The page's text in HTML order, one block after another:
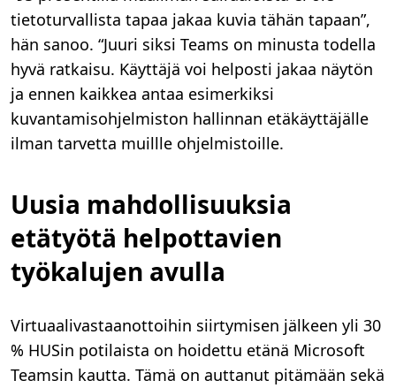
tietoturvallista tapaa jakaa kuvia tähän tapaan”,
hän sanoo. “Juuri siksi Teams on minusta todella
hyvä ratkaisu. Käyttäjä voi helposti jakaa näytön
ja ennen kaikkea antaa esimerkiksi
kuvantamisohjelmiston hallinnan etäkäyttäjälle
ilman tarvetta muillle ohjelmistoille.
Uusia mahdollisuuksia
etätyötä helpottavien
työkalujen avulla
Virtuaalivastaanottoihin siirtymisen jälkeen yli 30
% HUSin potilaista on hoidettu etänä Microsoft
Teamsin kautta. Tämä on auttanut pitämään sekä